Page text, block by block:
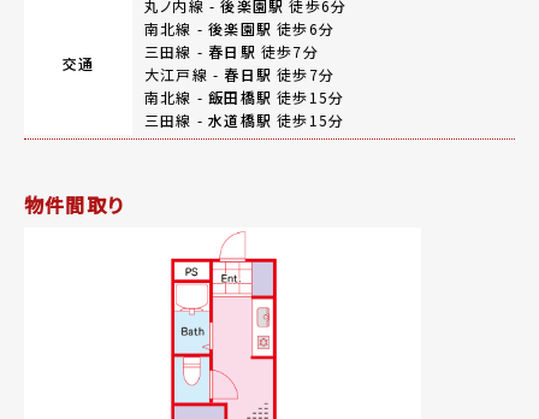
交通
丸ノ内線 -後楽園駅 徒歩6分
南北線 -後楽園駅 徒歩6分
三田線 - 春日駅 徒歩7分
大江戸線 - 春日駅 徒歩7分
南北線 -飯田橋駅 徒歩15分
三田線 -水道橋駅 徒歩15分
物件間取り